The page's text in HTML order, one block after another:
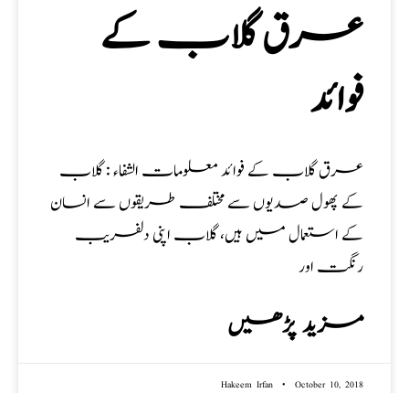
عرق گلاب کے
فوائد
عرق گلاب کے فوائد معلومات الشفاء : گلاب
کے پھول صدیوں سے مختلف طریقوں سے انسان
کے استعمال میں ہیں، گلاب اپنی دلفریب
رنگت اور
مزید پڑھیں
Hakeem Irfan October 10, 2018